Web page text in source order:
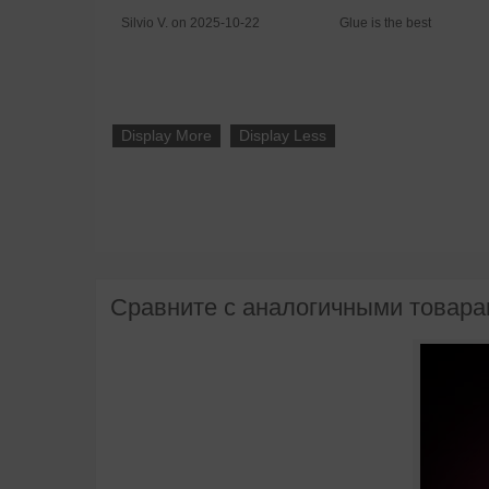
Silvio V. on 2025-10-22 Glue is the best
Display More Display Less
Сравните с аналогичными